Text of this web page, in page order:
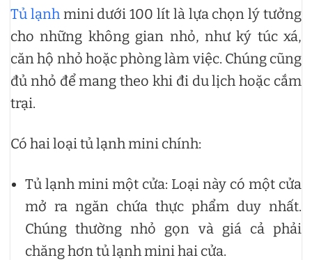
Tủ lạnh mini dưới 100 lít là lựa chọn lý tưởng
cho những không gian nhỏ, như ký túc xá,
căn hộ nhỏ hoặc phòng làm việc. Chúng cũng
đủ nhỏ để mang theo khi đi du lịch hoặc cắm
trại.
Có hai loại tủ lạnh mini chính:
Tủ lạnh mini một cửa: Loại này có một cửa
mở ra ngăn chứa thực phẩm duy nhất.
Chúng thường nhỏ gọn và giá cả phải
chăng hơn tủ lạnh mini hai cửa.